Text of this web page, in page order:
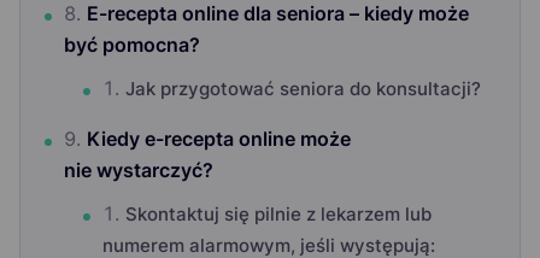
E-recepta online dla seniora – kiedy może
być pomocna?
Jak przygotować seniora do konsultacji?
Kiedy e-recepta online może
nie wystarczyć?
Skontaktuj się pilnie z lekarzem lub
numerem alarmowym, jeśli występują: